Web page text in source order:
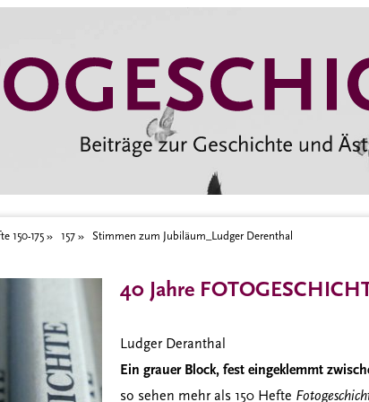
150-175 157 Stimmen zum Jubiläum_Ludger Derenthal
40 Jahre
Ludger Deranthal
Ein grauer Block, fest eingeklemmt
so sehen mehr als 150 Hefte